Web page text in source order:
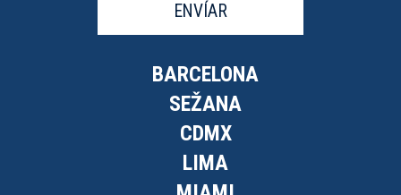
ENVÍAR
BARCELONA
SEŽANA
CDMX
LIMA